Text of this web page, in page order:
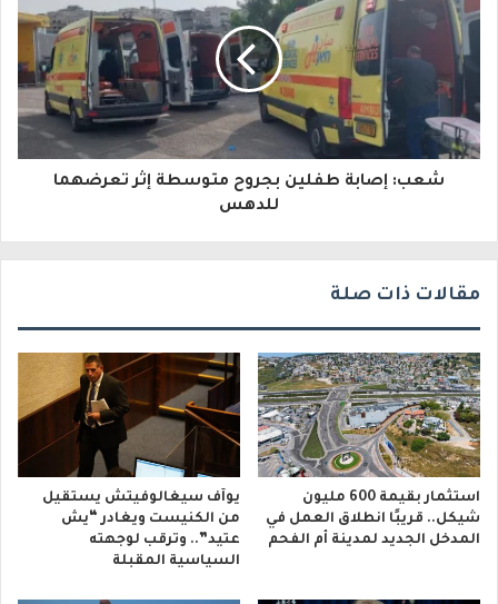
ك
ر
و
شعب: إصابة طفلين بجروح متوسطة إثر تعرضهما
للدهس
مقالات ذات صلة
استثمار بقيمة 600 مليون
شيكل.. قريبًا انطلاق العمل في
المدخل الجديد لمدينة أم الفحم
يوآف سيغالوفيتش يستقيل
من الكنيست ويغادر “يش
عتيد”.. وترقب لوجهته
السياسية المقبلة